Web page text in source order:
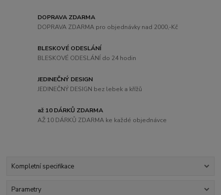
DOPRAVA ZDARMA
DOPRAVA ZDARMA pro objednávky nad 2000,-Kč
BLESKOVÉ ODESLÁNÍ
BLESKOVÉ ODESLÁNÍ do 24 hodin
JEDINEČNÝ DESIGN
JEDINEČNÝ DESIGN bez lebek a křížů
až 10 DÁRKŮ ZDARMA
AŽ 10 DÁRKŮ ZDARMA ke každé objednávce
Kompletní specifikace
Parametry